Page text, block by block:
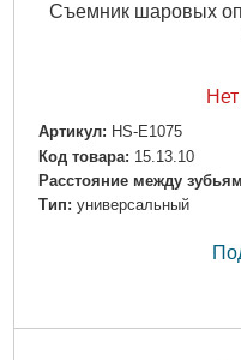
Съемник шаровых
Артикул: HS-E1075
Код товара: 15.13.10
Расстояние между
Тип: универсальный